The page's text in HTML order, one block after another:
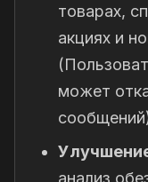
товарах,
акциях и
может
анализ